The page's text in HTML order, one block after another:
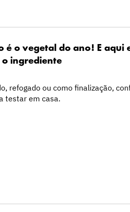
é o vegetal do ano! E aqui
ingrediente
refogado ou como finalização,
testar em casa.